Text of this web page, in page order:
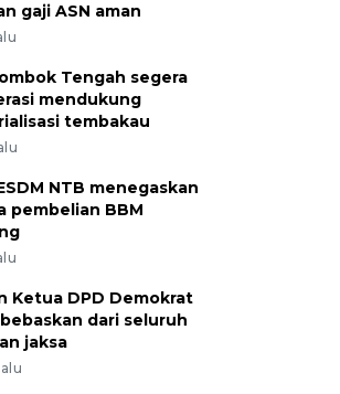
gaji ASN aman
Tengah segera
mendukung
tembakau
NTB menegaskan
pembelian BBM
Ketua DPD Demokrat
dari seluruh
jaksa